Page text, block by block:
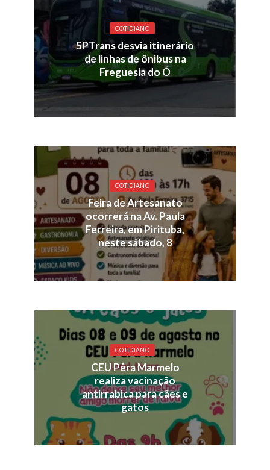
COTIDIANO
SPTrans desvia itinerário
de linhas de ônibus na
Freguesia do Ó
COTIDIANO
Feira de Artesanato
ocorrerá na Av. Paula
Ferreira, em Pirituba,
neste sábado, 8
COTIDIANO
CEU Pêra Marmelo
realiza vacinação
antirrabica para cães e
gatos